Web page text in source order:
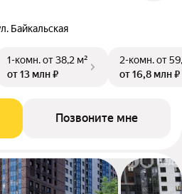
Байкальская
1-комн.от 38,2 м²
от 13 млн ₽
2-комн.от
от 16,8 млн ₽
Позвоните мне